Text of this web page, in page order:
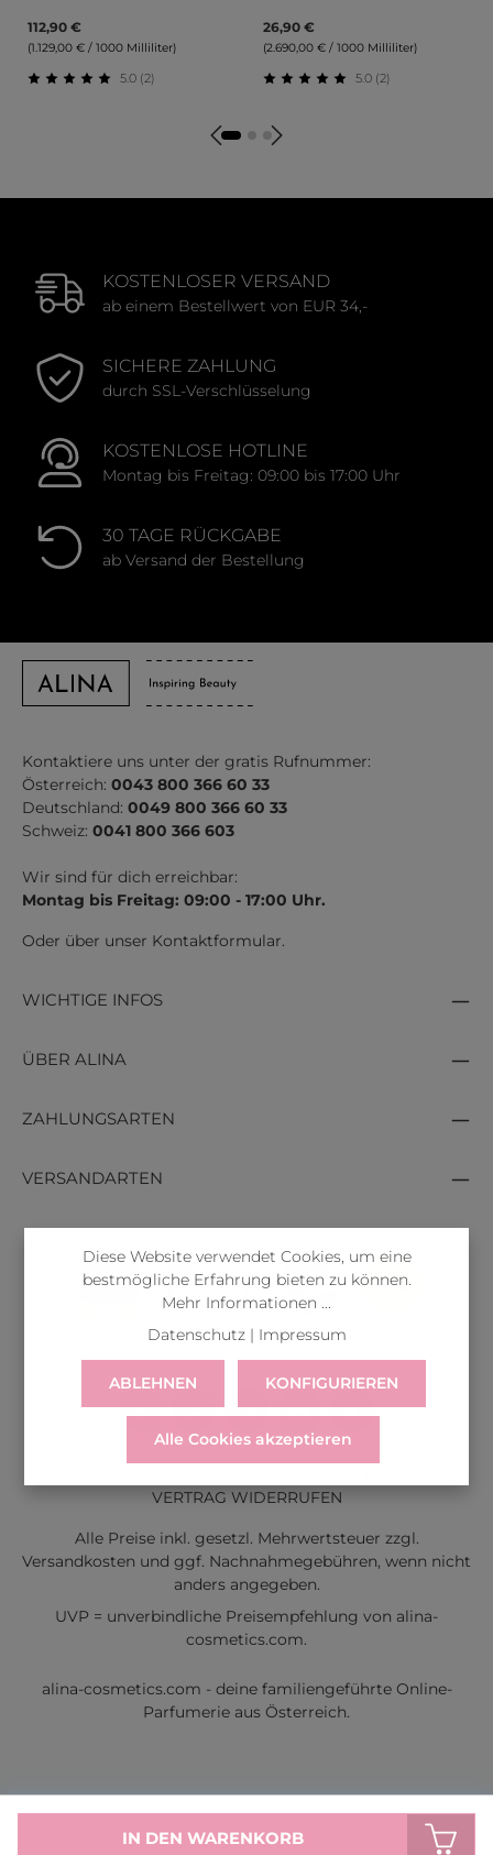
IN DEN WARENKORB
112,90 €
(1.129,00 € / 1000 Milliliter)
5.0 (2)
26,90 €
(2.690,00 € / 1000 Milliliter)
5.0 (2)
KOSTENLOSER VERSAND
ab einem Bestellwert von EUR 34,-
SICHERE ZAHLUNG
durch SSL-Verschlüsselung
KOSTENLOSE HOTLINE
Montag bis Freitag: 09:00 bis 17:00 Uhr
30 TAGE RÜCKGABE
ab Versand der Bestellung
Kontaktiere uns unter der gratis Rufnummer:
Österreich: 0043 800 366 60 33
Deutschland: 0049 800 366 60 33
Schweiz: 0041 800 366 603
Wir sind für dich erreichbar:
Montag bis Freitag: 09:00 - 17:00 Uhr.
Oder über unser Kontaktformular.
WICHTIGE INFOS
ÜBER ALINA
ZAHLUNGSARTEN
VERSANDARTEN
VERTRAG WIDERRUFEN
Alle Preise inkl. gesetzl. Mehrwertsteuer zzgl.
Versandkosten und ggf. Nachnahmegebühren, wenn nicht
anders angegeben.
UVP = unverbindliche Preisempfehlung von alina-
cosmetics.com.
alina-cosmetics.com - deine familiengeführte Online-
Parfumerie aus Österreich.
Diese Website verwendet Cookies, um eine
bestmögliche Erfahrung bieten zu können.
Mehr Informationen ...
Datenschutz| Impressum
ABLEHNEN KONFIGURIEREN
Alle Cookies akzeptieren